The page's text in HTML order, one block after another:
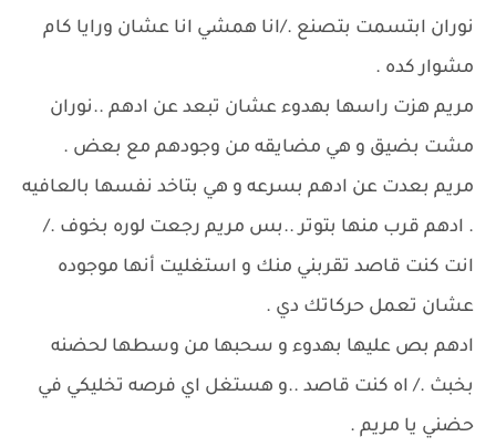
نوران ابتسمت بتصنع ./انا همشي انا عشان ورايا كام
مشوار كده .
مريم هزت راسها بهدوء عشان تبعد عن ادهم ..نوران
مشت بضيق و هي مضايقه من وجودهم مع بعض .
مريم بعدت عن ادهم بسرعه و هي بتاخد نفسها بالعافيه
. ادهم قرب منها بتوتر ..بس مريم رجعت لوره بخوف ./
انت كنت قاصد تقربني منك و استغليت أنها موجوده
عشان تعمل حركاتك دي .
ادهم بص عليها بهدوء و سحبها من وسطها لحضنه
بخبث ./ اه كنت قاصد ..و هستغل اي فرصه تخليكي في
حضني يا مريم .